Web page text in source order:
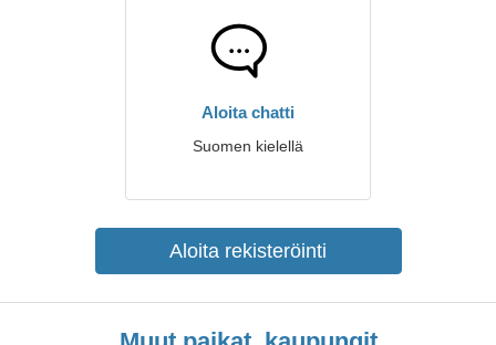
Aloita chatti
Suomen kielellä
Aloita rekisteröinti